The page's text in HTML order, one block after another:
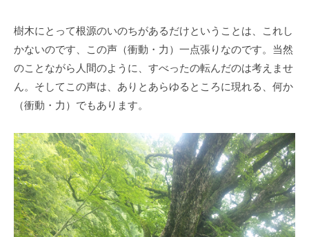
樹木にとって根源のいのちがあるだけということは、これし
かないのです、この声（衝動・力）一点張りなのです。当然
のことながら人間のように、すべったの転んだのは考えませ
ん。そしてこの声は、ありとあらゆるところに現れる、何か
（衝動・力）でもあります。